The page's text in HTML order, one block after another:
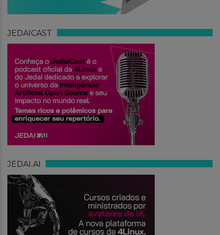
JEDAICAST
JEDAI.AI